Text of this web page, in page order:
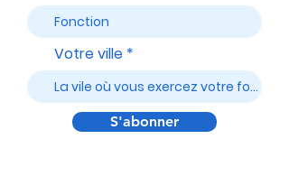
Votre ville
S'abonner